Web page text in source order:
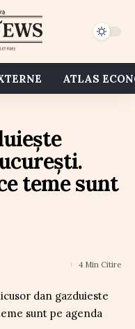
ATLAS
teme sunt
4 Min Citire